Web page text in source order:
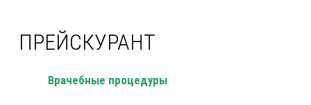
ПРЕЙСКУРАНТ
Врачебные процедуры